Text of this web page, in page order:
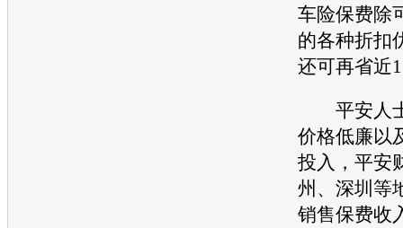
车险保费除
的各种折扣
还可再省近
平安人士
价格低廉以
投入，平安
州、深圳等
销售保费收